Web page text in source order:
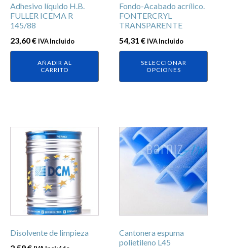
Adhesivo líquido H.B.
FULLER ICEMA R
145/88
23,60€ IVA Incluido
AÑADIR AL
CARRITO
Fondo-Acabado acrílico.
FONTERCRYL
TRANSPARENTE
54,31€ IVA Incluido
SELECCIONAR
OPCIONES
pueden
elegir
la
producto
Disolvente de limpieza
producto
tiene
múltiples
variantes.
opciones
pueden
Cantonera espuma
polietileno L45
Este
producto
tiene
múltiples
pueden